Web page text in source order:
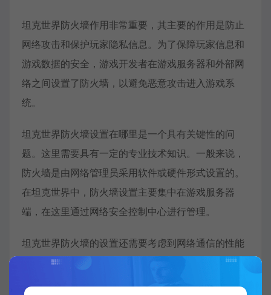
坦克世界防火墙作用非常重要，其主要的作用是防止
网络攻击和保护玩家隐私信息。为了保障玩家信息和
游戏数据的安全，游戏开发者在游戏服务器和外部网
络之间设置了防火墙，以避免恶意攻击进入游戏系
统。
坦克世界防火墙设置在哪里是一个具有关键性的问
题。这里需要具有一定的专业技术知识。一般来说，
防火墙是由网络管理员采用软件或硬件形式设置的。
在坦克世界中，防火墙设置主要集中在游戏服务器
端，在这里通过网络安全控制中心进行管理。
坦克世界防火墙的设置还需要考虑到网络通信的性能
和延迟问题。由于游戏需要进行实时对战，因此防火